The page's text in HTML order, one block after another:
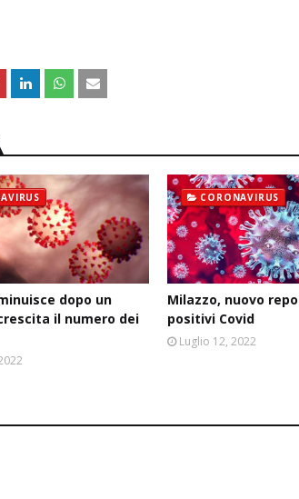
dopo un
il numero dei
CORONAVIRUS
Milazzo, nuovo
positivi Covid
Luglio 12, 2022